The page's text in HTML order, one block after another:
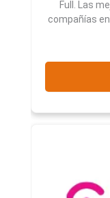
Full. Las
compañías